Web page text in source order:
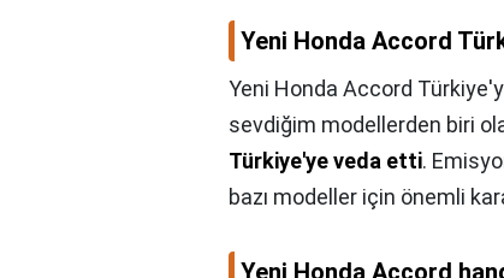
Yeni Honda Accord
Yeni Honda Accord
sevdiğim modellerden biri
Türkiye'ye veda etti.
bazı modeller için önemli